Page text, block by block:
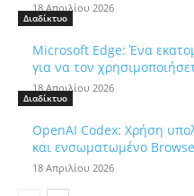
18 Απριλίου 2026
Διαδίκτυο
Microsoft Edge: Ένα
για να τον
18 Απριλίου 2026
Διαδίκτυο
OpenAI Codex: Χρήση
και ενσωματωμένο
18 Απριλίου 2026